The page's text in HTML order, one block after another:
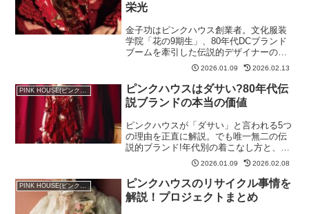
栄光
金子功はピンクハウス創業者。文化服装
学院「花の9期生」、80年代DCブランド
ブームを牽引した伝説的デザイナーの生
涯と、金子功時代のアイテムの価値を徹
2026.01.09 2026.02.13
ピンクハウスはダサい?80年代伝
説ブランドの本当の価値
ピンクハウスが「ダサい」と言われる5つ
の理由を正直に解説。でも唯一無二の伝
説的ブランド!年代別の着こなし方と、も
う着ないピンクハウスの価値も紹介。
2026.01.09 2026.02.08
ピンクハウスのリサイクル事情を
解説！プロジェクトまとめ